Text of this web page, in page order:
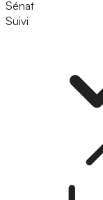
Sénat
Suivi